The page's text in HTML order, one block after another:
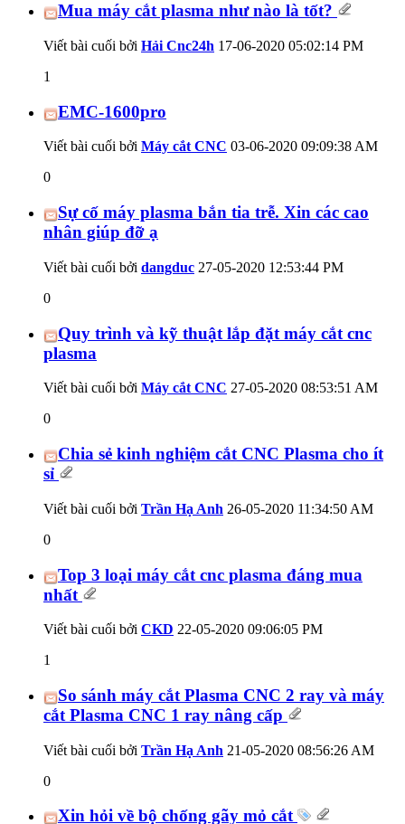
Mua máy cắt plasma như nào là tốt?
Viết bài cuối bởi Hải Cnc24h 17-06-2020 05:02:14 PM
1
EMC-1600pro
Viết bài cuối bởi Máy cắt CNC 03-06-2020 09:09:38 AM
0
Sự cố máy plasma bắn tia trễ. Xin các cao
nhân giúp đỡ ạ
Viết bài cuối bởi dangduc 27-05-2020 12:53:44 PM
0
Quy trình và kỹ thuật lắp đặt máy cắt cnc
plasma
Viết bài cuối bởi Máy cắt CNC 27-05-2020 08:53:51 AM
0
Chia sẻ kinh nghiệm cắt CNC Plasma cho ít
sỉ
Viết bài cuối bởi Trần Hạ Anh 26-05-2020 11:34:50 AM
0
Top 3 loại máy cắt cnc plasma đáng mua
nhất
Viết bài cuối bởi CKD 22-05-2020 09:06:05 PM
1
So sánh máy cắt Plasma CNC 2 ray và máy
cắt Plasma CNC 1 ray nâng cấp
Viết bài cuối bởi Trần Hạ Anh 21-05-2020 08:56:26 AM
0
Xin hỏi về bộ chống gãy mỏ cắt